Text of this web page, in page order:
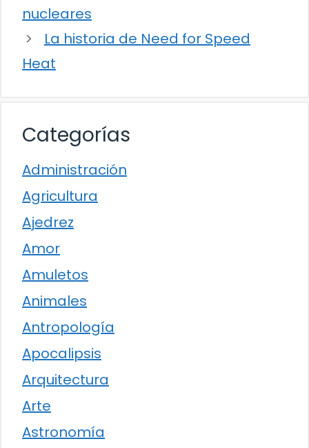
nucleares
La historia de Need for Speed
Heat
Categorías
Administración
Agricultura
Ajedrez
Amor
Amuletos
Animales
Antropología
Apocalipsis
Arquitectura
Arte
Astronomía